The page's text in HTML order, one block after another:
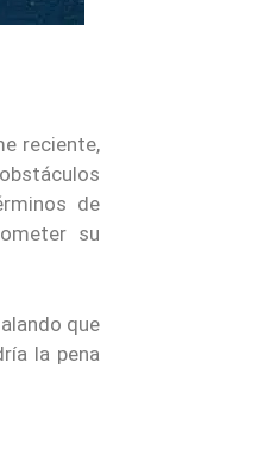
reciente,
de
su
que
la pena